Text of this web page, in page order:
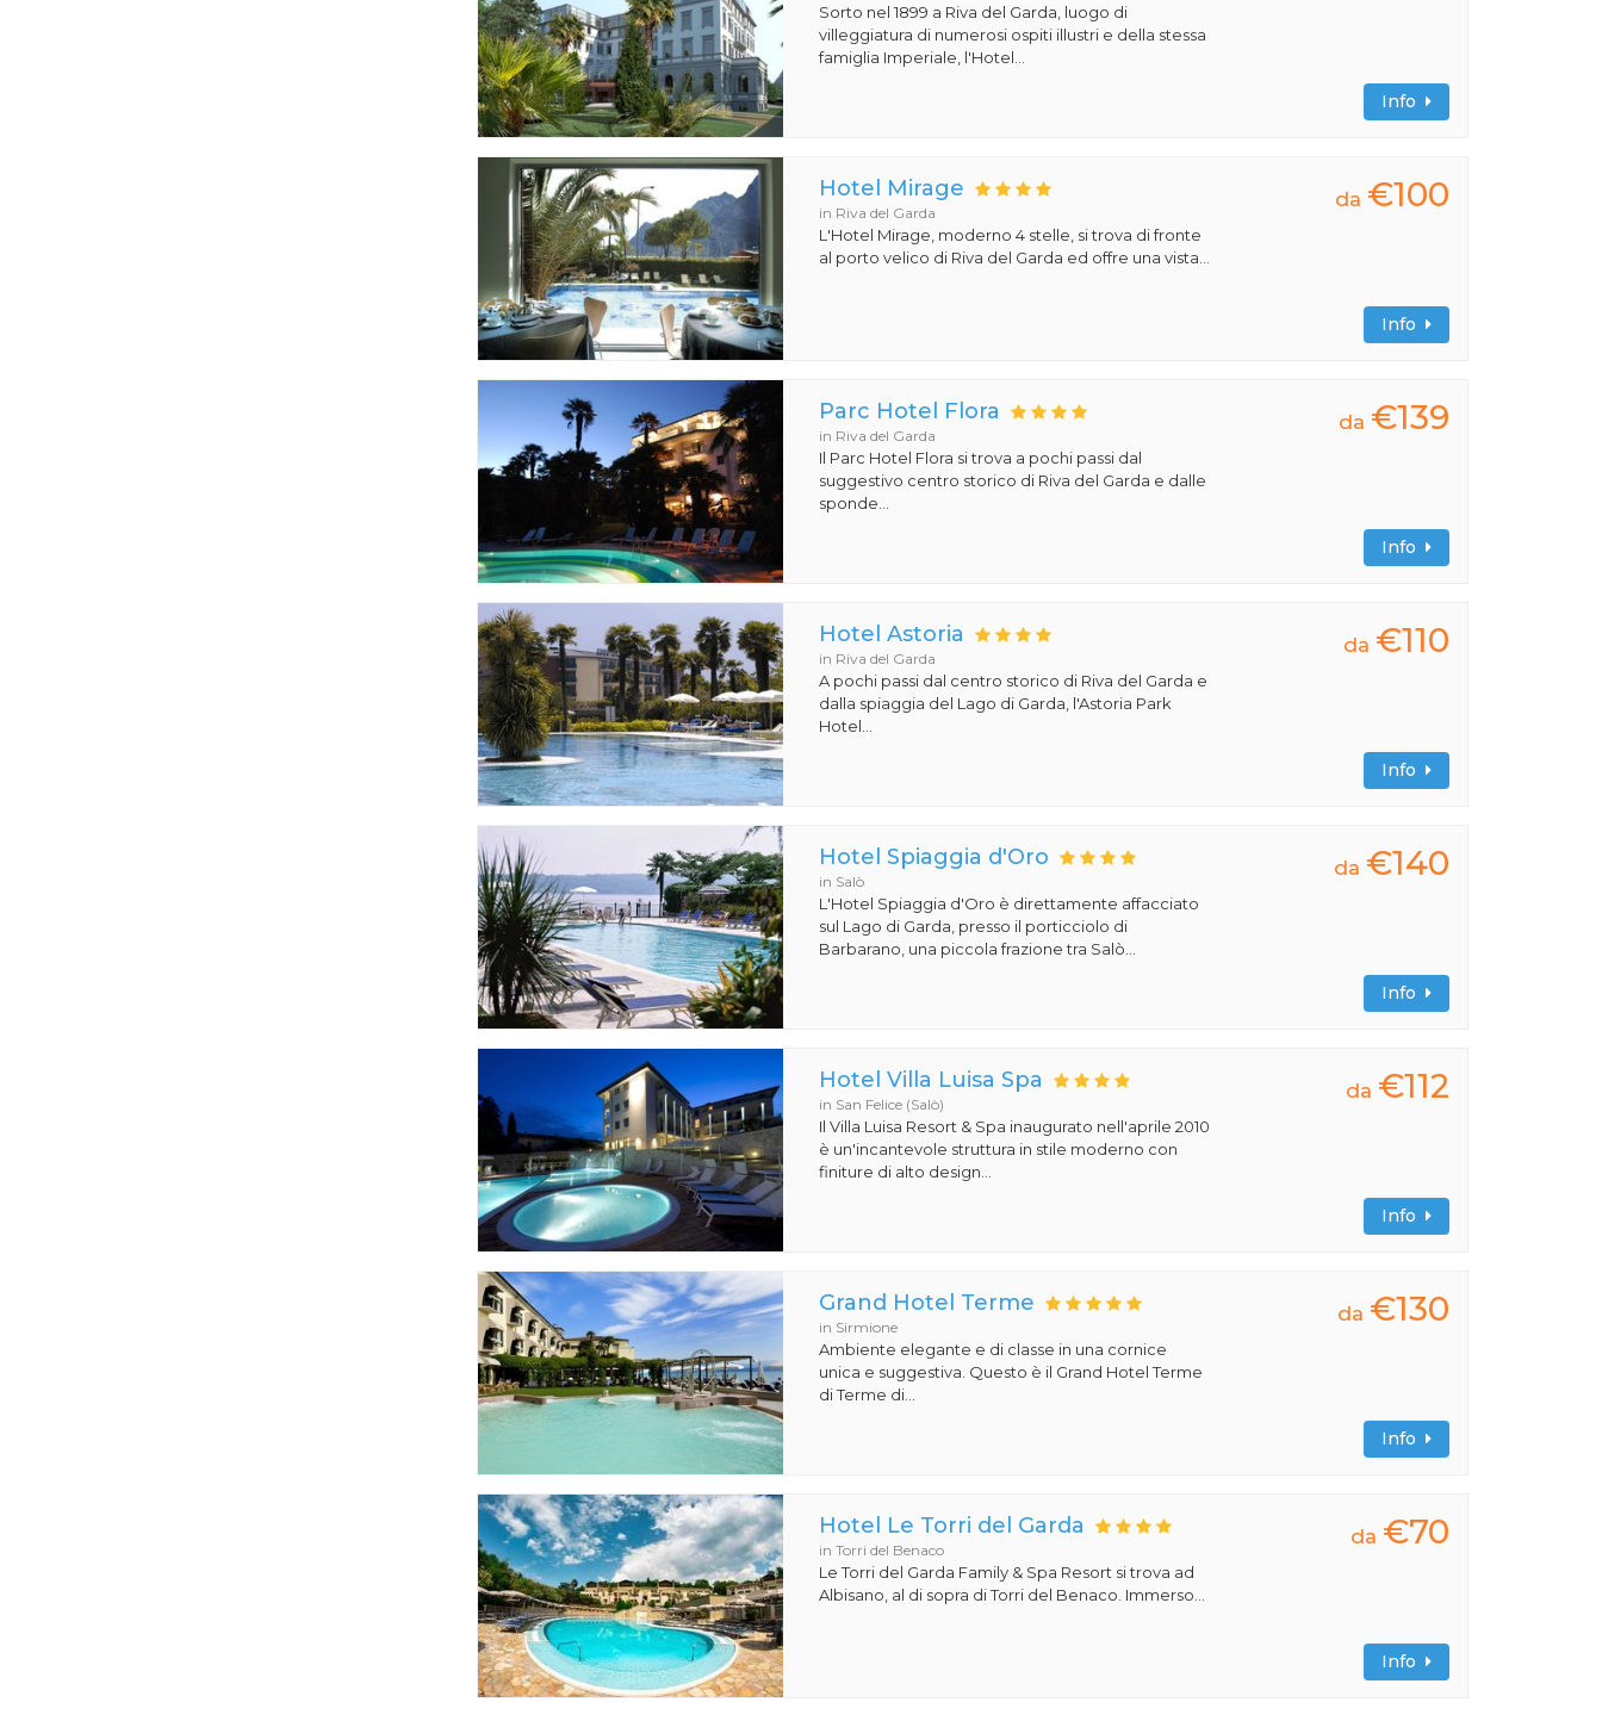
Sorto nel 1899 a Riva del Garda, luogo di
villeggiatura di numerosi ospiti illustri e della stessa
famiglia Imperiale, l'Hotel...
Info
Hotel Mirage
in Riva del Garda
L'Hotel Mirage, moderno 4 stelle, si trova di fronte
al porto velico di Riva del Garda ed offre una vista...
da €100
Info
Parc Hotel Flora
in Riva del Garda
Il Parc Hotel Flora si trova a pochi passi dal
suggestivo centro storico di Riva del Garda e dalle
sponde...
da €139
Info
Hotel Astoria
in Riva del Garda
A pochi passi dal centro storico di Riva del Garda e
dalla spiaggia del Lago di Garda, l'Astoria Park
Hotel...
da €110
Info
Hotel Spiaggia d'Oro
in Salò
L'Hotel Spiaggia d'Oro è direttamente affacciato
sul Lago di Garda, presso il porticciolo di
Barbarano, una piccola frazione tra Salò...
da €140
Info
Hotel Villa Luisa Spa
in San Felice (Salò)
Il Villa Luisa Resort & Spa inaugurato nell'aprile 2010
è un'incantevole struttura in stile moderno con
finiture di alto design...
da €112
Info
Grand Hotel Terme
in Sirmione
Ambiente elegante e di classe in una cornice
unica e suggestiva. Questo è il Grand Hotel Terme
di Terme di...
da €130
Info
Hotel Le Torri del Garda
in Torri del Benaco
Le Torri del Garda Family & Spa Resort si trova ad
Albisano, al di sopra di Torri del Benaco. Immerso...
da €70
Info